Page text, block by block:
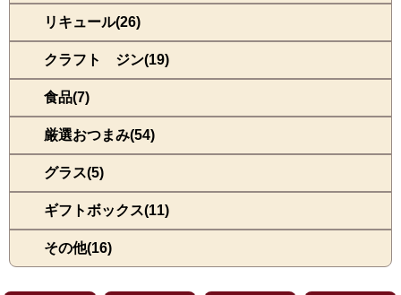
リキュール(26)
クラフト ジン(19)
食品(7)
厳選おつまみ(54)
グラス(5)
ギフトボックス(11)
その他(16)